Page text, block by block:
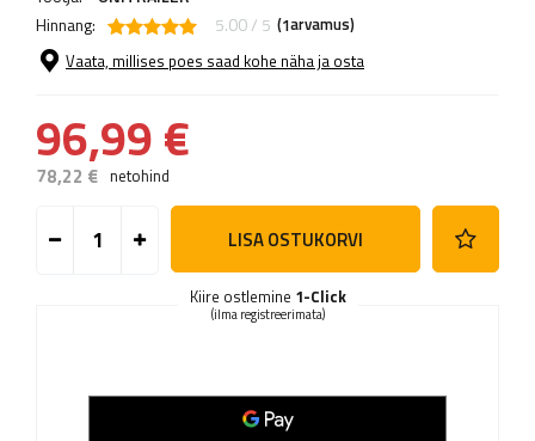
Hinnang:
5.00 / 5 (1arvamus)
Vaata, millises poes saad kohe näha ja osta
96,99 €
78,22 € netohind
LISA OSTUKORVI
Kiire ostlemine 1-Click
(ilma registreerimata)